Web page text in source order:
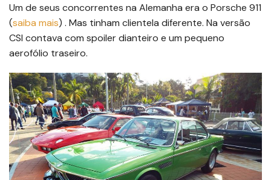
Um de seus concorrentes na Alemanha era o Porsche 911
(saiba mais) . Mas tinham clientela diferente. Na versão
CSI contava com spoiler dianteiro e um pequeno
aerofólio traseiro.